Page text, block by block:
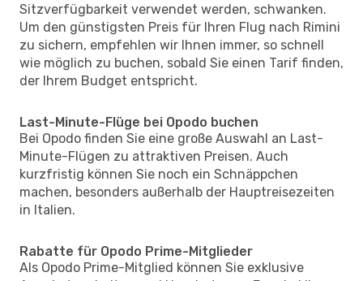
Sitzverfügbarkeit verwendet werden, schwanken.
Um den günstigsten Preis für Ihren Flug nach Rimini
zu sichern, empfehlen wir Ihnen immer, so schnell
wie möglich zu buchen, sobald Sie einen Tarif finden,
der Ihrem Budget entspricht.
Last-Minute-Flüge bei Opodo buchen
Bei Opodo finden Sie eine große Auswahl an Last-
Minute-Flügen zu attraktiven Preisen. Auch
kurzfristig können Sie noch ein Schnäppchen
machen, besonders außerhalb der Hauptreisezeiten
in Italien.
Rabatte für Opodo Prime-Mitglieder
Als Opodo Prime-Mitglied können Sie exklusive